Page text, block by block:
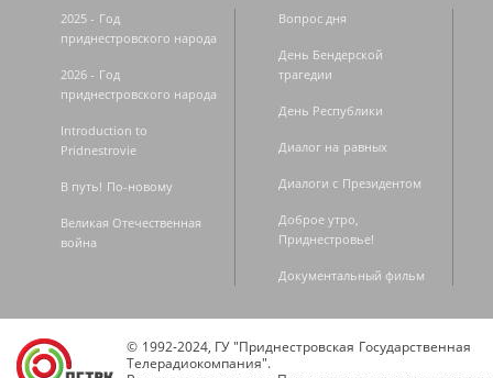
2025 - Год
приднестровского народа
2026 - Год
приднестровского народа
Introduction to
Pridnestrovie
В путь! По-новому
Великая Отечественная
война
Вопрос дня
День Бендерской
трагедии
День Республики
Диалог на равных
Диалоги с Президентом
Доброе утро,
Приднестровье!
Документальный фильм
© 1992-2024, ГУ "Приднестровская Государственная
Телерадиокомпания".